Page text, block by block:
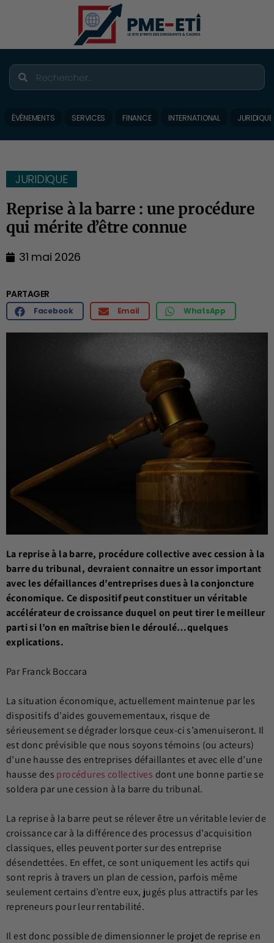
ÉVÈNEMENTS SERVICES FINANCE INTERNATIONAL JURIDIQUE
JURIDIQUE
Reprise à la barre : une procédure
qui mérite d’être connue
31 mai 2026
PARTAGER
Facebook Email WhatsApp
La reprise à la barre, procédure collective avec cession à la
barre du tribunal, devraient connaitre un essor important
avec les défaillances d’entreprises dues à la conjoncture
économique. Ce dispositif peut constituer un véritable
accélérateur de croissance duquel on peut tirer le meilleur
parti si l’on en maîtrise bien le déroulé…quelques
explications.
Par Franck Boccara
La situation économique, actuellement maintenue par les
dispositifs d’aides gouvernementaux, risque de
sérieusement se dégrader lorsque ceux-ci s’amenuiseront. Il
est donc prévisible que nous soyons témoins (ou acteurs)
d’une hausse des entreprises défaillantes et avec elle d’une
hausse des procédures collectives dont une bonne partie se
soldera par une cession à la barre du tribunal.
La reprise à la barre peut se rélever être un véritable levier de
croissance car à la différence des processus d’acquisition
classiques, elles peuvent porter sur des entreprise
désendettées. En effet, ce sont uniquement les actifs qui
sont repris à travers un plan de cession, parfois même
seulement certains d’entre eux, jugés plus attractifs par les
repreneurs pour leur rentabilité.
Il est donc possible de dimensionner le projet de reprise en